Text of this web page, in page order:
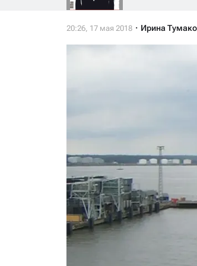
Ирина